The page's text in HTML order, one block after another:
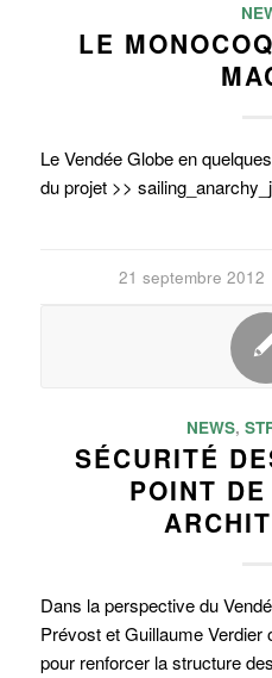
LE
Le Vendée Globe en
du projet >>
21 septembre 2012
/
NEWS,
SÉCURITÉ
POINT
Dans la perspective du
Prévost et Guillaume Verdier
pour renforcer la structure